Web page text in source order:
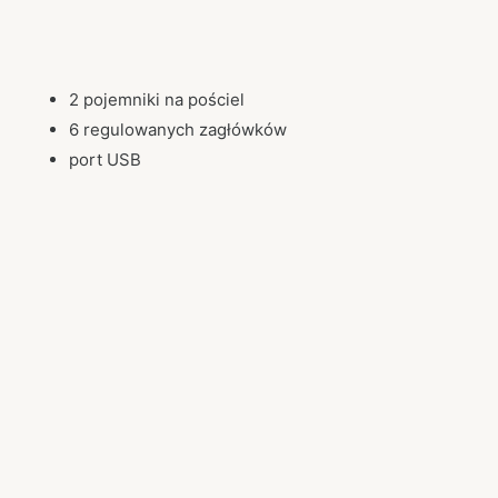
2 pojemniki na pościel
6 regulowanych zagłówków
port USB